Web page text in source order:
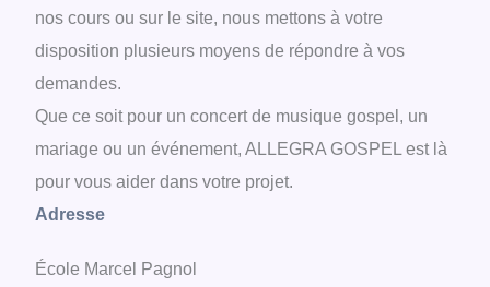
nos cours ou sur le site, nous mettons à votre
disposition plusieurs moyens de répondre à vos
demandes.
Que ce soit pour un concert de musique gospel, un
mariage ou un événement, ALLEGRA GOSPEL est là
pour vous aider dans votre projet.
Adresse
École Marcel Pagnol